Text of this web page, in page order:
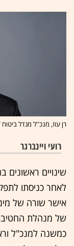
רן עוז, מנכ''ל מגדל ביטוח
רועי ויינברגר
שינויים
לאחר כניסתו
אישר שורה של
של מנהלת
כמשנה למנכ"ל